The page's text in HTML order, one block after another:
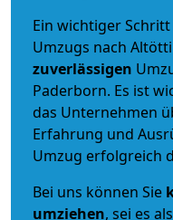
Ein wichtiger
Umzugs nach
zuverlässigen
Paderborn. Es ist
das Unternehmen
Erfahrung und
Umzug erfolgreich
Bei uns können Sie
umziehen, sei es als